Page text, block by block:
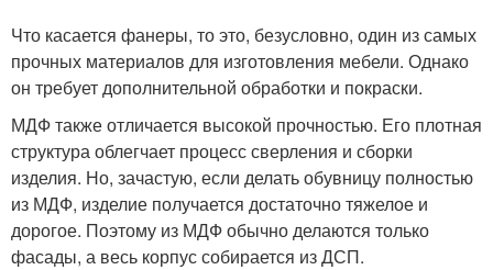
Что касается фанеры, то это, безусловно, один из самых
прочных материалов для изготовления мебели. Однако
он требует дополнительной обработки и покраски.
МДФ также отличается высокой прочностью. Его плотная
структура облегчает процесс сверления и сборки
изделия. Но, зачастую, если делать обувницу полностью
из МДФ, изделие получается достаточно тяжелое и
дорогое. Поэтому из МДФ обычно делаются только
фасады, а весь корпус собирается из ДСП.